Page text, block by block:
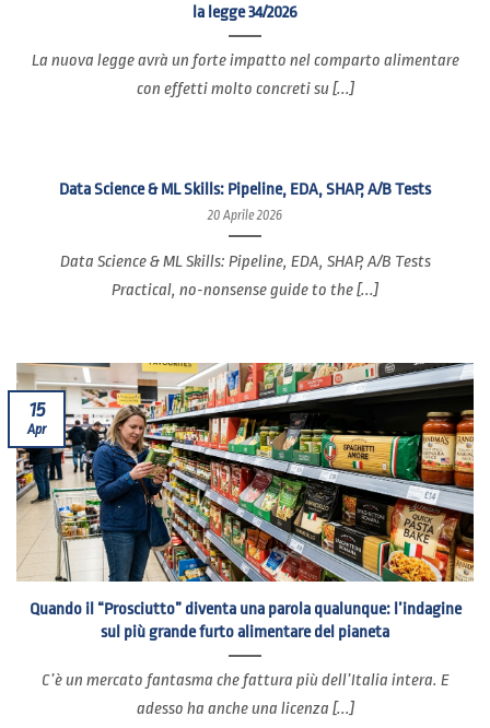
la legge 34/2026
La nuova legge avrà un forte impatto nel comparto alimentare
con effetti molto concreti su [...]
Data Science & ML Skills: Pipeline, EDA, SHAP, A/B Tests
20 Aprile 2026
Data Science & ML Skills: Pipeline, EDA, SHAP, A/B Tests
Practical, no-nonsense guide to the [...]
Quando il “Prosciutto” diventa una parola qualunque: l’indagine
sul più grande furto alimentare del pianeta
C’è un mercato fantasma che fattura più dell’Italia intera. E
adesso ha anche una licenza [...]
15
Apr